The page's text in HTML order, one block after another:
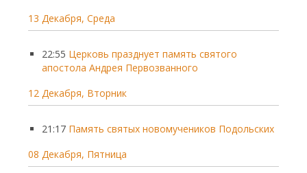
13 Декабря, Среда
22:55 Церковь празднует память святого
апостола Андрея Первозванного
12 Декабря, Вторник
21:17 Память святых новомучеников Подольских
08 Декабря, Пятница